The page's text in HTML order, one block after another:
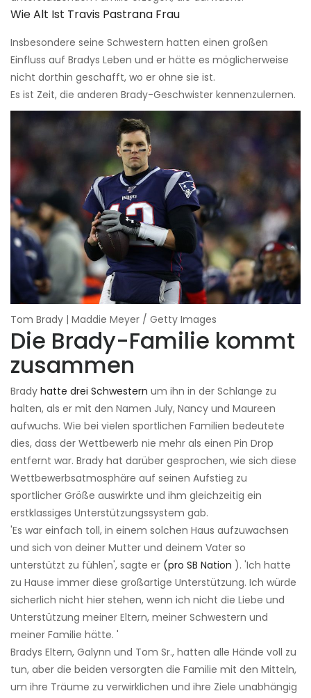
Wie Alt Ist Travis Pastrana Frau
Insbesondere seine Schwestern hatten einen großen
Einfluss auf Bradys Leben und er hätte es möglicherweise
nicht dorthin geschafft, wo er ohne sie ist.
Es ist Zeit, die anderen Brady-Geschwister kennenzulernen.
Tom Brady | Maddie Meyer / Getty Images
Die Brady-Familie kommt
zusammen
Brady hatte drei Schwestern um ihn in der Schlange zu
halten, als er mit den Namen July, Nancy und Maureen
aufwuchs. Wie bei vielen sportlichen Familien bedeutete
dies, dass der Wettbewerb nie mehr als einen Pin Drop
entfernt war. Brady hat darüber gesprochen, wie sich diese
Wettbewerbsatmosphäre auf seinen Aufstieg zu
sportlicher Größe auswirkte und ihm gleichzeitig ein
erstklassiges Unterstützungssystem gab.
'Es war einfach toll, in einem solchen Haus aufzuwachsen
und sich von deiner Mutter und deinem Vater so
unterstützt zu fühlen', sagte er (pro SB Nation ). 'Ich hatte
zu Hause immer diese großartige Unterstützung. Ich würde
sicherlich nicht hier stehen, wenn ich nicht die Liebe und
Unterstützung meiner Eltern, meiner Schwestern und
meiner Familie hätte. '
Bradys Eltern, Galynn und Tom Sr., hatten alle Hände voll zu
tun, aber die beiden versorgten die Familie mit den Mitteln,
um ihre Träume zu verwirklichen und ihre Ziele unabhängig